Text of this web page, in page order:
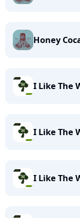
Honey
I Like The
I Like The
I Like The